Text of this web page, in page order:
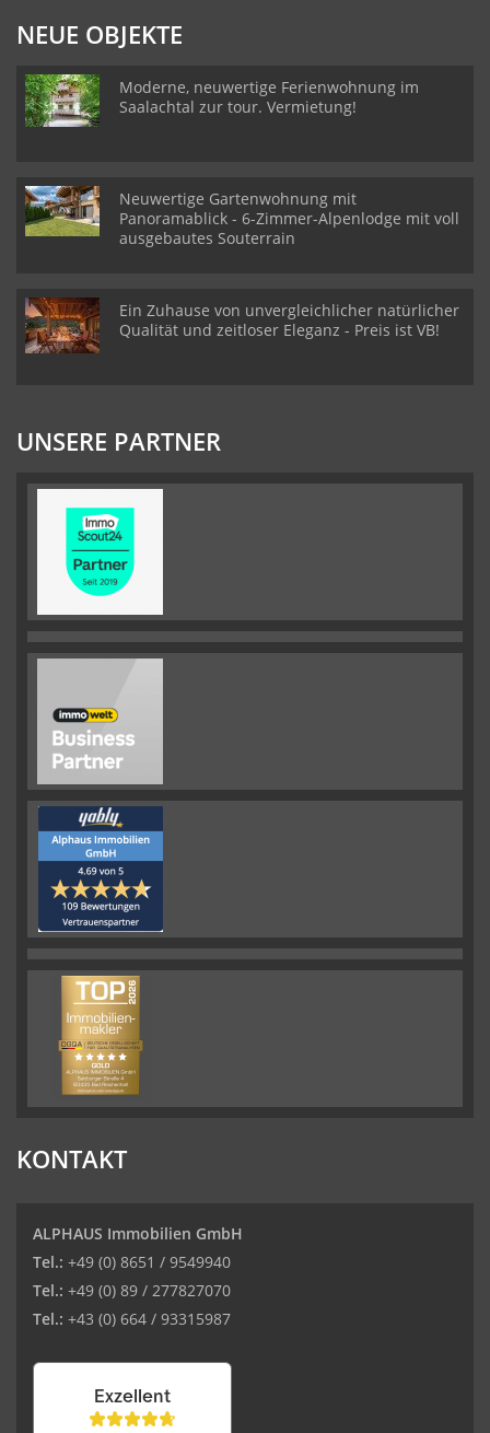
NEUE OBJEKTE
Moderne, neuwertige Ferienwohnung im
Saalachtal zur tour. Vermietung!
Neuwertige Gartenwohnung mit
Panoramablick - 6-Zimmer-Alpenlodge mit voll
ausgebautes Souterrain
Ein Zuhause von unvergleichlicher natürlicher
Qualität und zeitloser Eleganz - Preis ist VB!
UNSERE PARTNER
KONTAKT
ALPHAUS Immobilien GmbH
Tel.: +49 (0) 8651 / 9549940
Tel.: +49 (0) 89 / 277827070
Tel.: +43 (0) 664 / 93315987